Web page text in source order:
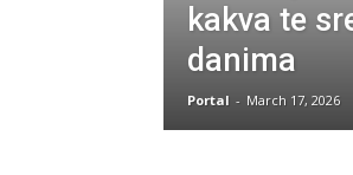
kakva te
danima
Portal - March 17, 2026